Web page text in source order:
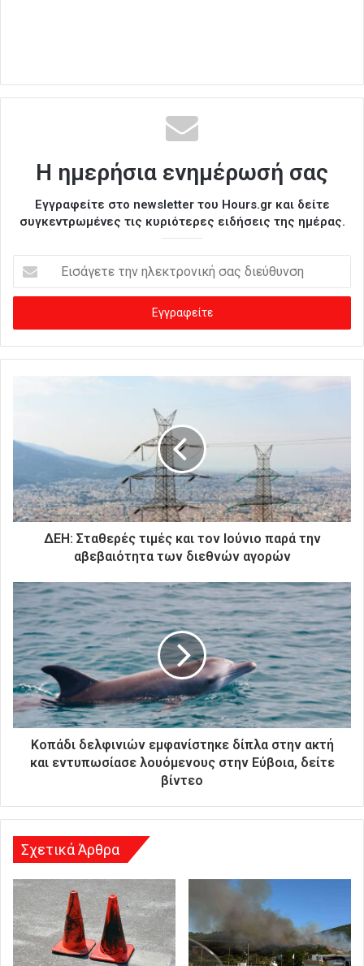
Η ημερήσια ενημέρωσή σας
Εγγραφείτε στο newsletter του Hours.gr και δείτε
συγκεντρωμένες τις κυριότερες ειδήσεις της ημέρας.
σ
γ
ε
ε
κ
τ
ι
ή
σ
α
ς
δ
ι
ε
σ
ΔΕΗ: Σταθερές τιμές και τον Ιούνιο παρά την
αβεβαιότητα των διεθνών αγορών
Κοπάδι δελφινιών εμφανίστηκε δίπλα στην ακτή
και εντυπωσίασε λουόμενους στην Εύβοια, δείτε
βίντεο
Σχετικά Άρθρα